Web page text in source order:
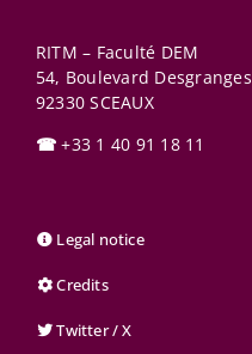
RITM – Faculté DEM
54, Boulevard Desgranges
92330 SCEAUX
☎ +33 1 40 91 18 11
Legal notice
Credits
Twitter / X